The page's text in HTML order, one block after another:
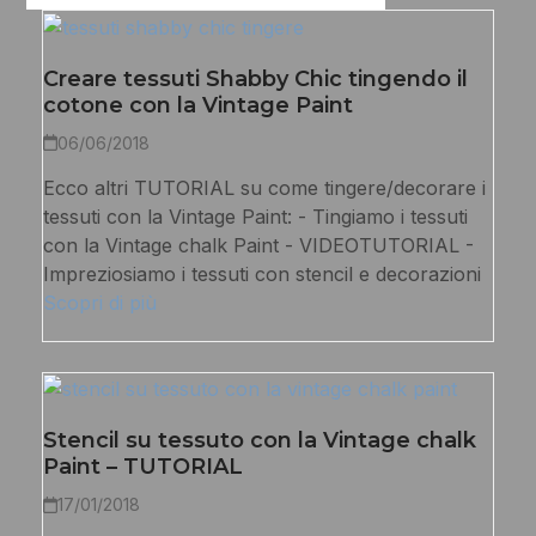
Creare tessuti Shabby Chic tingendo il
cotone con la Vintage Paint
06/06/2018
Ecco altri TUTORIAL su come tingere/decorare i
tessuti con la Vintage Paint: - Tingiamo i tessuti
con la Vintage chalk Paint - VIDEOTUTORIAL -
Impreziosiamo i tessuti con stencil e decorazioni
Scopri di più
Stencil su tessuto con la Vintage chalk
Paint – TUTORIAL
17/01/2018